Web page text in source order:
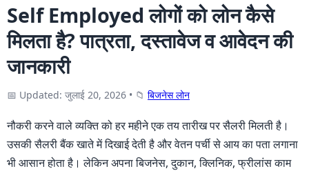
Self Employed लोगों को लोन कैसे
मिलता है? पात्रता, दस्तावेज व आवेदन की
जानकारी
📅 Updated: जुलाई 20, 2026 • 📁 बिजनेस लोन
नौकरी करने वाले व्यक्ति को हर महीने एक तय तारीख पर सैलरी मिलती है।
उसकी सैलरी बैंक खाते में दिखाई देती है और वेतन पर्ची से आय का पता लगाना
भी आसान होता है। लेकिन अपना बिजनेस, दुकान, क्लिनिक, फ्रीलांस काम